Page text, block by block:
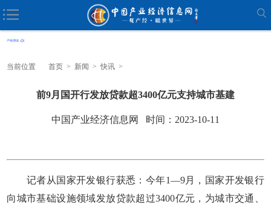
当前位置 首页 > 新闻 > 快讯 >
前9月国开行发放贷款超3400亿元支持城市基建
中国产业经济信息网 时间：2023-10-11
记者从国家开发银行获悉：今年1—9月，国家开发银行
向城市基础设施领域发放贷款超过3400亿元，为城市交通、